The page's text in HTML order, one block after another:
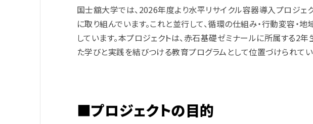
国士舘大学では、2026年度より水平リサイクル容器導入プロジェ
に取り組んでいます。これと並行して、循環の仕組み・行動変容・
しています。本プロジェクトは、赤石基礎ゼミナールに所属する2
た学びと実践を結びつける教育プログラムとして位置づけられてい
■プロジェクトの目的